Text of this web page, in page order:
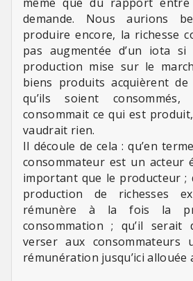
demande. Nous aurions
produire encore, la richesse
pas augmentée d’un iota si
production mise sur le
biens produits acquièrent
qu’ils soient
consommait ce qui est
vaudrait rien.
Il découle de cela : qu’en
consommateur est un acteur
important que le producteur ;
production de richesses
rémunère à la fois la
consommation ; qu’il serait
verser aux
rémunération jusqu’ici allouée